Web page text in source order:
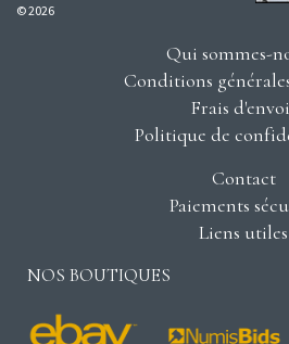
© 2026
Qui sommes-
Conditions
Frais
Politique de
Contact
Paiements
Liens utiles
NOS BOUTIQUES